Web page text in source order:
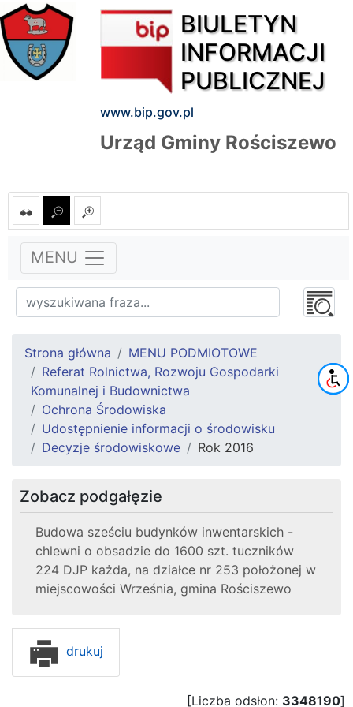
BIULETYN
INFORMACJI
PUBLICZNEJ
www.bip.gov.pl
Urząd Gminy Rościszewo
MENU
Strona główna
MENU PODMIOTOWE
Referat Rolnictwa, Rozwoju Gospodarki
Komunalnej i Budownictwa
Ochrona Środowiska
Udostępnienie informacji o środowisku
Decyzje środowiskowe
Rok 2016
Zobacz podgałęzie
Budowa sześciu budynków inwentarskich -
chlewni o obsadzie do 1600 szt. tuczników
224 DJP każda, na działce nr 253 położonej w
miejscowości Września, gmina Rościszewo
drukuj
[Liczba odsłon: 3348190]